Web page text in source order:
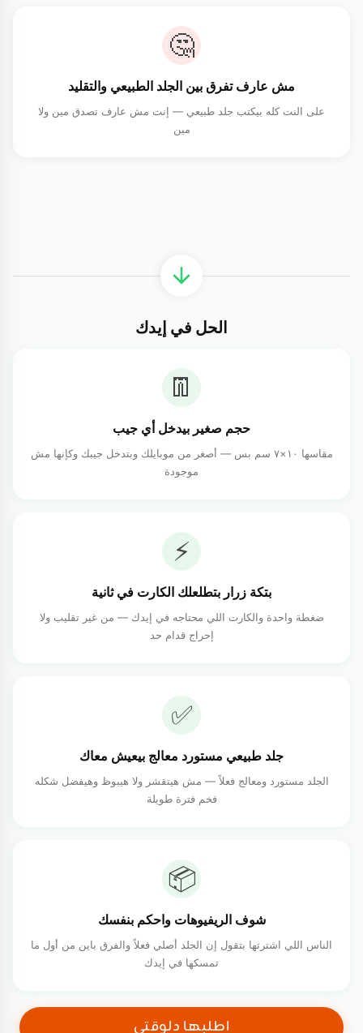
🤔
مش عارف تفرق بين الجلد الطبيعي والتقليد
على النت كله بيكتب جلد طبيعي — إنت مش عارف تصدق مين ولا
مين
الحل في إيدك
👖
حجم صغير بيدخل أي جيب
مقاسها ١٠×٧ سم بس — أصغر من موبايلك وبتدخل جيبك وكإنها مش
موجودة
⚡
بتكة زرار بتطلعلك الكارت في ثانية
ضغطة واحدة والكارت اللي محتاجه في إيدك — من غير تقليب ولا
إحراج قدام حد
✅
جلد طبيعي مستورد معالج بيعيش معاك
الجلد مستورد ومعالج فعلاً — مش هيتقشر ولا هيبوظ وهيفضل شكله
فخم فترة طويلة
📦
شوف الريفيوهات واحكم بنفسك
الناس اللي اشترتها بتقول إن الجلد أصلي فعلاً والفرق باين من أول ما
تمسكها في إيدك
اطلبها دلوقتي